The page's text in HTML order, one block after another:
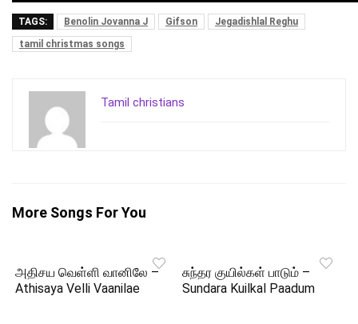
TAGS: Benolin Jovanna J Gifson
Jegadishlal Reghu
tamil christmas songs
Tamil christians
More Songs For You
அதிசய வெள்ளி வானிலே –
Athisaya Velli Vaanilae
சுந்தர குயில்கள் பாடும் –
Sundara Kuilkal Paadum